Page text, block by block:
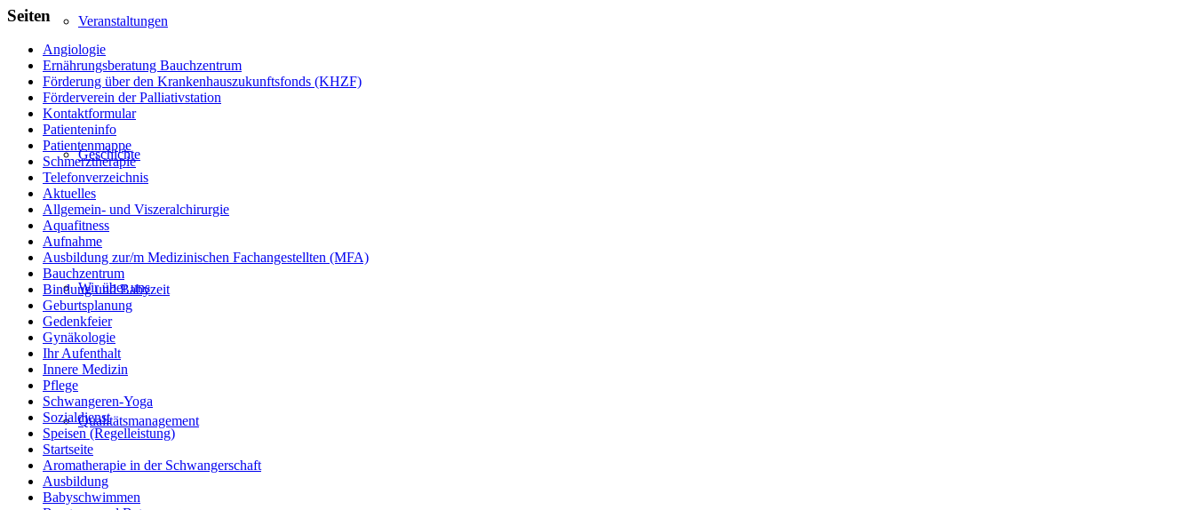
Veranstaltungen
Geschichte
Wir über uns
Qualitätsmanagement
Seiten
Angiologie
Ernährungsberatung Bauchzentrum
Förderung über den Krankenhauszukunftsfonds (KHZF)
Förderverein der Palliativstation
Kontaktformular
Patienteninfo
Patientenmappe
Schmerztherapie
Telefonverzeichnis
Aktuelles
Allgemein- und Viszeralchirurgie
Aquafitness
Aufnahme
Ausbildung zur/m Medizinischen Fachangestellten (MFA)
Bauchzentrum
Bindung und Babyzeit
Geburtsplanung
Gedenkfeier
Gynäkologie
Ihr Aufenthalt
Innere Medizin
Pflege
Schwangeren-Yoga
Sozialdienst
Speisen (Regelleistung)
Startseite
Aromatherapie in der Schwangerschaft
Ausbildung
Babyschwimmen